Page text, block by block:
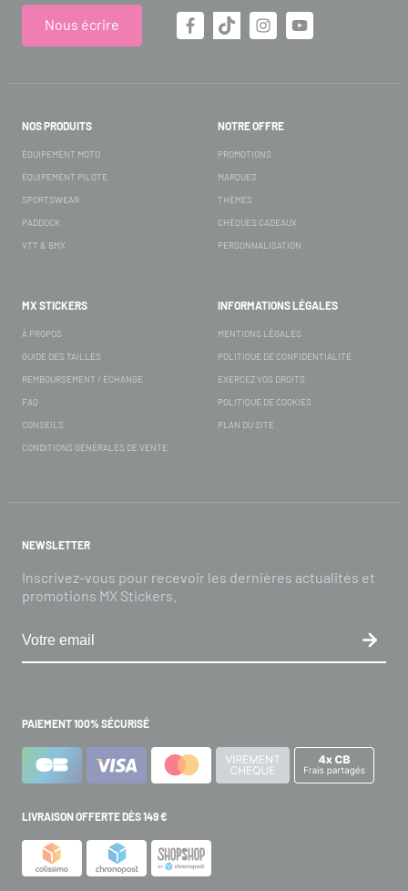
Nous écrire
NOS PRODUITS
ÉQUIPEMENT MOTO
ÉQUIPEMENT PILOTE
SPORTSWEAR
PADDOCK
VTT & BMX
NOTRE OFFRE
PROMOTIONS
MARQUES
THÈMES
CHÈQUES CADEAUX
PERSONNALISATION
MX STICKERS
À PROPOS
GUIDE DES TAILLES
REMBOURSEMENT / ÉCHANGE
FAQ
CONSEILS
CONDITIONS GÉNÉRALES DE VENTE
INFORMATIONS LÉGALES
MENTIONS LÉGALES
POLITIQUE DE CONFIDENTIALITÉ
EXERCEZ VOS DROITS
POLITIQUE DE COOKIES
PLAN DU SITE
NEWSLETTER
Inscrivez-vous pour recevoir les dernières actualités et
promotions MX Stickers.
PAIEMENT 100% SÉCURISÉ
LIVRAISON OFFERTE DÈS 149 €